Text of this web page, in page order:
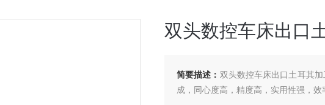
双头数控车床出口
简要描述： 双头数控车床出口土耳其
成，同心度高，精度高，实用性强，效